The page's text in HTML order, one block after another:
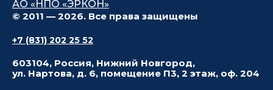
АО «НПО «ЭРКОН»
© 2011 — 2026. Все права защищены
+7 (831) 202 25 52
603104, Россия, Нижний Новгород,
ул. Нартова, д. 6, помещение П3, 2 этаж, оф. 204